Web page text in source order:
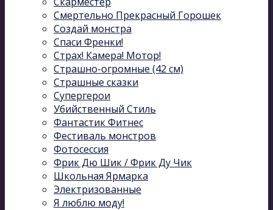
Смертельно Прекрасный Горошек
Создай монстра
Спаси Френки!
Страх! Камера! Мотор!
Страшно-огромные (42 см)
Страшные сказки
Супергерои
Убийственный Стиль
Фантастик Фитнес
Фестиваль монстров
Фотосессия
Фрик Дю Шик / Фрик Ду Чик
Школьная Ярмарка
Электризованные
Я люблю моду!